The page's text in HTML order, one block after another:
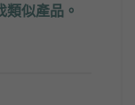
似產品。